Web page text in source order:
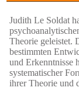
Judith Le Soldat
Theorie geleistet.
bestimmten
und Erkenntnisse
systematischer
ihrer Theorie und